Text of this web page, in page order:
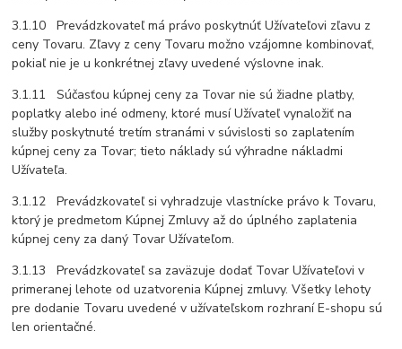
3.1.10 Prevádzkovateľ má právo poskytnúť Užívateľovi zľavu z
ceny Tovaru. Zľavy z ceny Tovaru možno vzájomne kombinovať,
pokiaľ nie je u konkrétnej zľavy uvedené výslovne inak.
3.1.11 Súčasťou kúpnej ceny za Tovar nie sú žiadne platby,
poplatky alebo iné odmeny, ktoré musí Užívateľ vynaložiť na
služby poskytnuté tretím stranámi v súvislosti so zaplatením
kúpnej ceny za Tovar; tieto náklady sú výhradne nákladmi
Užívateľa.
3.1.12 Prevádzkovateľ si vyhradzuje vlastnícke právo k Tovaru,
ktorý je predmetom Kúpnej Zmluvy až do úplného zaplatenia
kúpnej ceny za daný Tovar Užívateľom.
3.1.13 Prevádzkovateľ sa zaväzuje dodať Tovar Užívateľovi v
primeranej lehote od uzatvorenia Kúpnej zmluvy. Všetky lehoty
pre dodanie Tovaru uvedené v užívateľskom rozhraní E-shopu sú
len orientačné.